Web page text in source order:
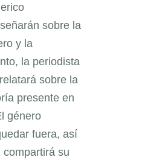
sobre la
y la
la periodista
sobre la
presente en
género
fuera, así
compartirá su